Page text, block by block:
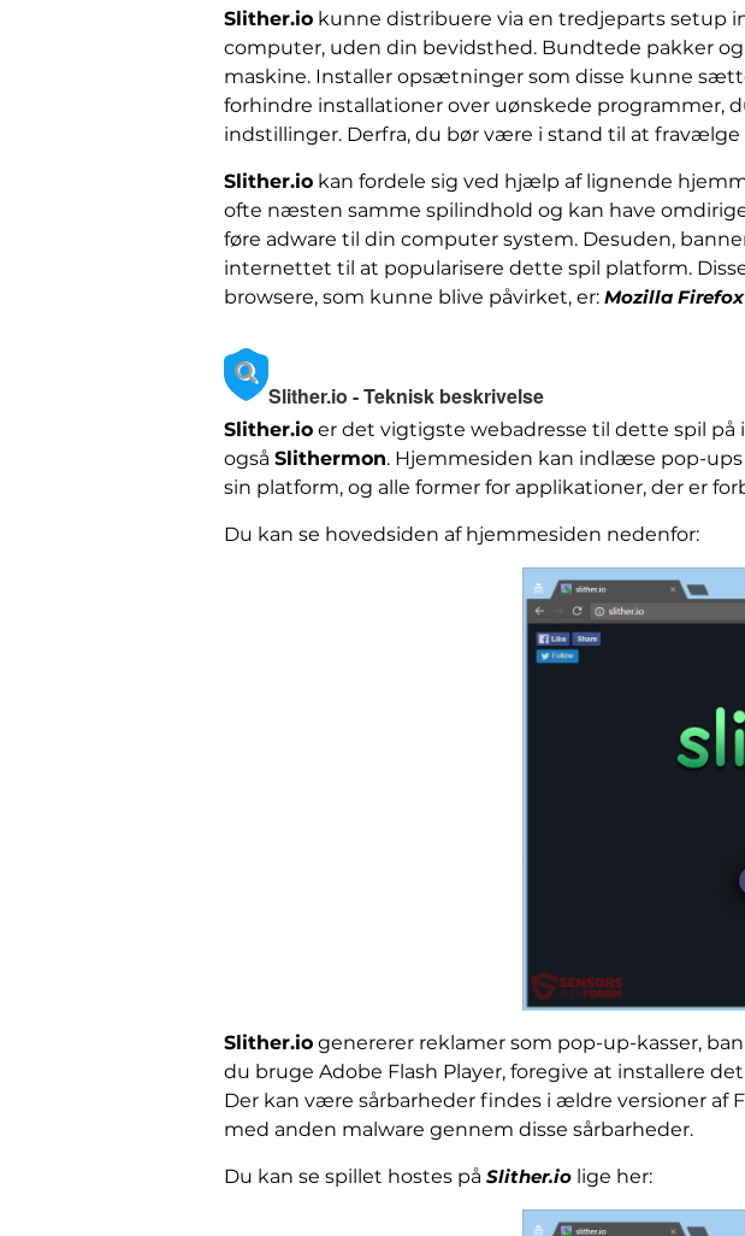
Slither.io kunne distribuere via en tredjeparts setup
computer, uden din bevidsthed. Bundtede pakker
maskine. Installer opsætninger som disse kunne
forhindre installationer over uønskede programmer,
indstillinger. Derfra, du bør være i stand til at
Slither.io kan fordele sig ved hjælp af lignende
ofte næsten samme spilindhold og kan have
føre adware til din computer system. Desuden,
internettet til at popularisere dette spil platform.
browsere, som kunne blive påvirket, er: Mozilla Firefox
Slither.io - Teknisk beskrivelse
Slither.io er det vigtigste webadresse til dette spil
også Slithermon. Hjemmesiden kan indlæse pop-
sin platform, og alle former for applikationer, der er
Du kan se hovedsiden af ​​hjemmesiden nedenfor:
Slither.io genererer reklamer som pop-up-kasser,
du bruge Adobe Flash Player, foregive at installere
Der kan være sårbarheder findes i ældre versioner af
med anden malware gennem disse sårbarheder.
Du kan se spillet hostes på Slither.io lige her: